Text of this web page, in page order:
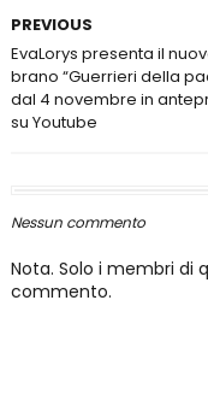
PREVIOUS
EvaLorys presenta il
brano “Guerrieri della
dal 4 novembre in
su Youtube
Nessun commento
Nota. Solo i membri di
commento.